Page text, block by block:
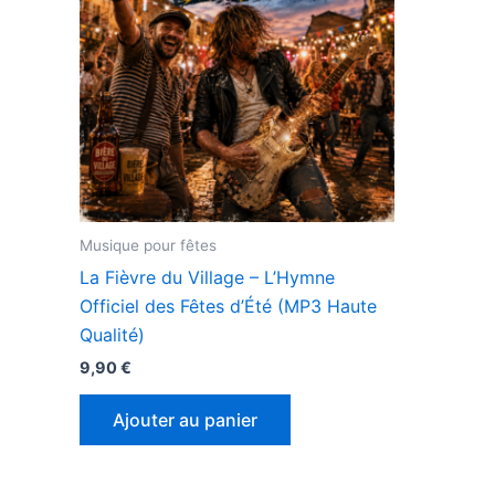
Musique pour fêtes
La Fièvre du Village – L’Hymne
Officiel des Fêtes d’Été (MP3 Haute
Qualité)
9,90€
Ajouter au panier